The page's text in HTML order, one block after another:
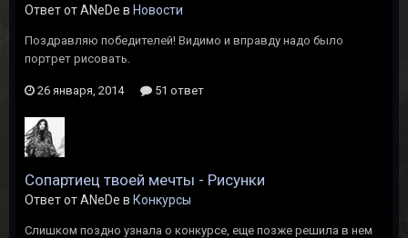
Ответ от ANeDe в Новости
Поздравляю победителей! Видимо и вправду надо было
портрет рисовать.
26 января, 2014 51 ответ
Сопартиец твоей мечты - Рисунки
Ответ от ANeDe в Конкурсы
Слишком поздно узнала о конкурсе, еще позже решила в нем